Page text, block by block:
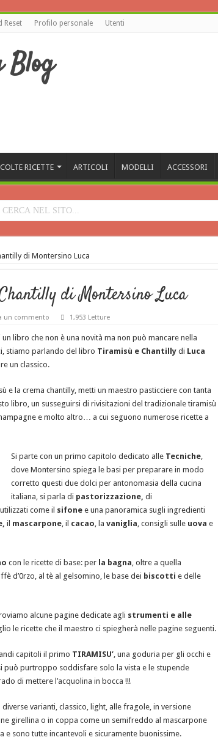
Reset Profilo personale Utenti
RICETTE ARTICOLI MODELLI ACCESSORI
di Montersino Luca
di Montersino Luca
un commento 1,953 Letture
libro che non è una novità ma non può mancare nella
stiamo parlando del libro Tiramisù e Chantillydi Luca
un classico.
e la crema chantilly, metti un maestro pasticciere con tanta
libro, un susseguirsi di rivisitazioni del tradizionale tiramisù
e molto altro… a cui seguono numerose ricette a
Si parte con un primo capitolo dedicato alle Tecniche,
dove Montersino spiega le basi per preparare in modo
corretto questi due dolci per antonomasia della cucina
italiana, si parla di pastorizzazione, di
come il sifone e una panoramica sugli ingredienti
il mascarpone, il cacao , la vaniglia , consigli sulleuova e
con le ricette di base: per la bagna , oltre a quella
d’0rzo, al tè al gelsomino, le base dei biscotti e delle
alcune pagine dedicate agli strumenti e alle
le ricette che il maestro ci spiegherà nelle pagine seguenti.
capitoli il primo TIRAMISU’, una goduria per gli occhi e
può purtroppo soddisfare solo la vista e le stupende
di mettere l’acquolina in bocca !!!
varianti, classico, light, alle fragole, in versione
girellina o in coppa come un semifreddo al mascarpone
sono tutte incantevoli e sicuramente buonissime.